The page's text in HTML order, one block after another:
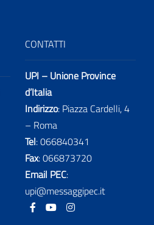
CONTATTI
UPI – Unione Province
d’Italia
Indirizzo: Piazza Cardelli, 4
– Roma
Tel:066840341
Fax:066873720
Email PEC:
upi@messaggipec.it
FacebookYoutube